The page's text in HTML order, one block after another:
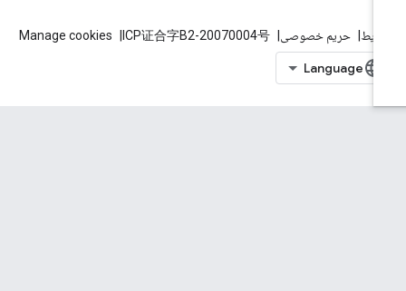
حریم خصوصی ICP证合字B2-20070004号
Manage cookies